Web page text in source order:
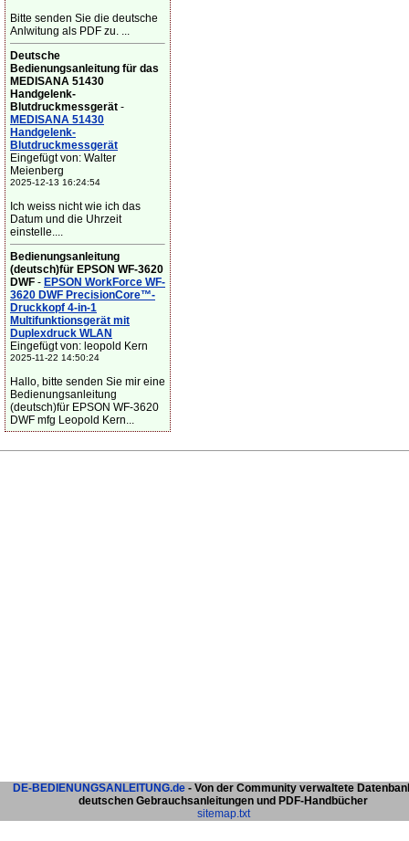
Bitte senden Sie die deutsche
Anlwitung als PDF zu. ...
Deutsche
Bedienungsanleitung für das
MEDISANA 51430
Handgelenk-
Blutdruckmessgerät -
MEDISANA 51430
Handgelenk-
Blutdruckmessgerät
Eingefügt von: Walter
Meienberg
2025-12-13 16:24:54
Ich weiss nicht wie ich das
Datum und die Uhrzeit
einstelle....
Bedienungsanleitung
(deutsch)für EPSON WF-3620
DWF - EPSON WorkForce WF-
3620 DWF PrecisionCore™-
Druckkopf 4-in-1
Multifunktionsgerät mit
Duplexdruck WLAN
Eingefügt von: leopold Kern
2025-11-22 14:50:24
Hallo, bitte senden Sie mir eine
Bedienungsanleitung
(deutsch)für EPSON WF-3620
DWF mfg Leopold Kern...
DE-BEDIENUNGSANLEITUNG.de - Von der Community verwaltete
deutschen Gebrauchsanleitungen und PDF-Handbücher
sitemap.txt